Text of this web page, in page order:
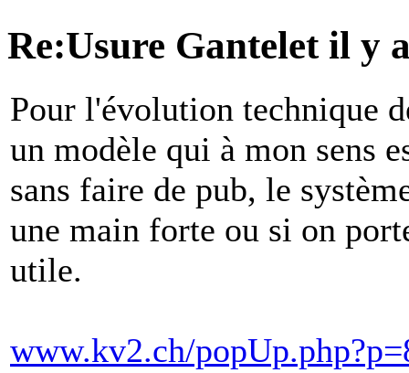
Re:Usure Gantelet il y
Pour l'évolution technique
un modèle qui à mon sens
sans faire de pub, le
une main forte ou si on
utile.
www.kv2.ch/